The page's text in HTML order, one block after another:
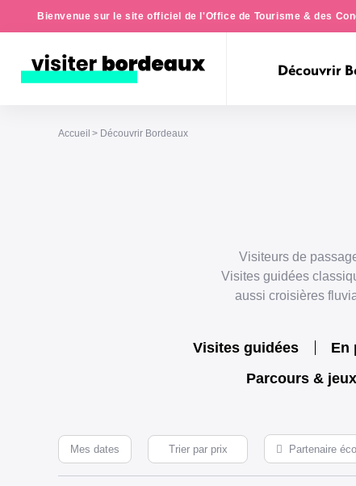
Bienvenue sur le site officiel de l'Office de Tourisme & des
Découvrir
Accueil Découvrir Bordeaux
Visiteurs de
Visites guidées
aussi croisières
Visites guidées En
Parcours &
Mes dates Partenaire